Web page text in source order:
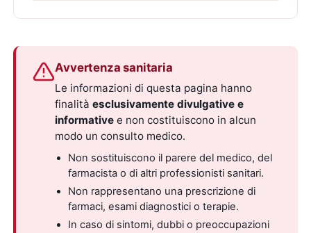
Avvertenza sanitaria
Le informazioni di questa pagina hanno
finalitàesclusivamente divulgative e
informative e non costituiscono in alcun
modo un consulto medico.
Non sostituiscono il parere del medico, del
farmacista o di altri professionisti sanitari.
Non rappresentano una prescrizione di
farmaci, esami diagnostici o terapie.
In caso di sintomi, dubbi o preoccupazioni